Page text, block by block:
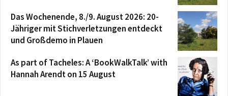
Das Wochenende, 8./9. August 2026: 20-
Jähriger mit Stichverletzungen entdeckt
und Großdemo in Plauen
As part of Tacheles: A ‘BookWalkTalk’ with
Hannah Arendt on 15 August